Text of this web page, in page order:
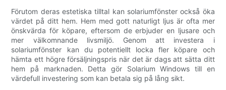
Förutom deras estetiska tilltal kan solariumfönster också öka
värdet på ditt hem. Hem med gott naturligt ljus är ofta mer
önskvärda för köpare, eftersom de erbjuder en ljusare och
mer välkomnande livsmiljö. Genom att investera i
solariumfönster kan du potentiellt locka fler köpare och
hämta ett högre försäljningspris när det är dags att sätta ditt
hem på marknaden. Detta gör Solarium Windows till en
värdefull investering som kan betala sig på lång sikt.